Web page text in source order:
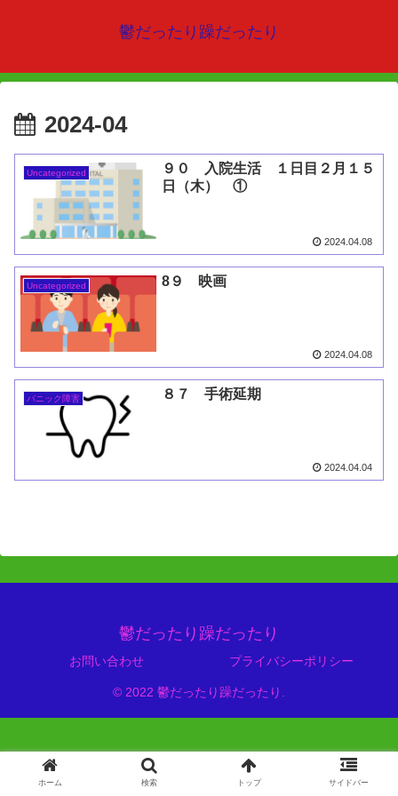
鬱だったり躁だったり
2024-04
Uncategorized
９０ 入院生活 １日目２月１５
日（木） ①
2024.04.08
Uncategorized 8９ 映画
2024.04.08
パニック障害 ８７ 手術延期
2024.04.04
鬱だったり躁だったり
お問い合わせ プライバシーポリシー
© 2022 鬱だったり躁だったり.
ホーム 検索 トップ サイドバー